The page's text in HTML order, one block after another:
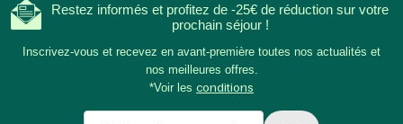
Restez informés et profitez de -25€ de réduction sur votre
prochain séjour !
Inscrivez-vous et recevez en avant-première toutes nos actualités et
nos meilleures offres.
*Voir les conditions